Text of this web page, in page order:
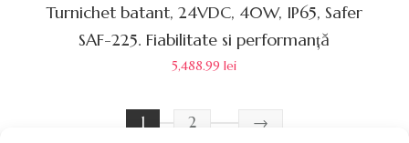
Turnichet batant, 24VDC, 40W, IP65, Safer
SAF-225. Fiabilitate si performanță
5,488.99lei
1 2 →